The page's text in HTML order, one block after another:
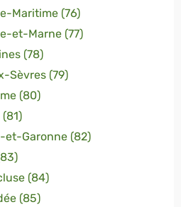
Maritime (76)
et-Marne (77)
(78)
Sèvres (79)
(80)
et-Garonne (82)
(84)
(85)